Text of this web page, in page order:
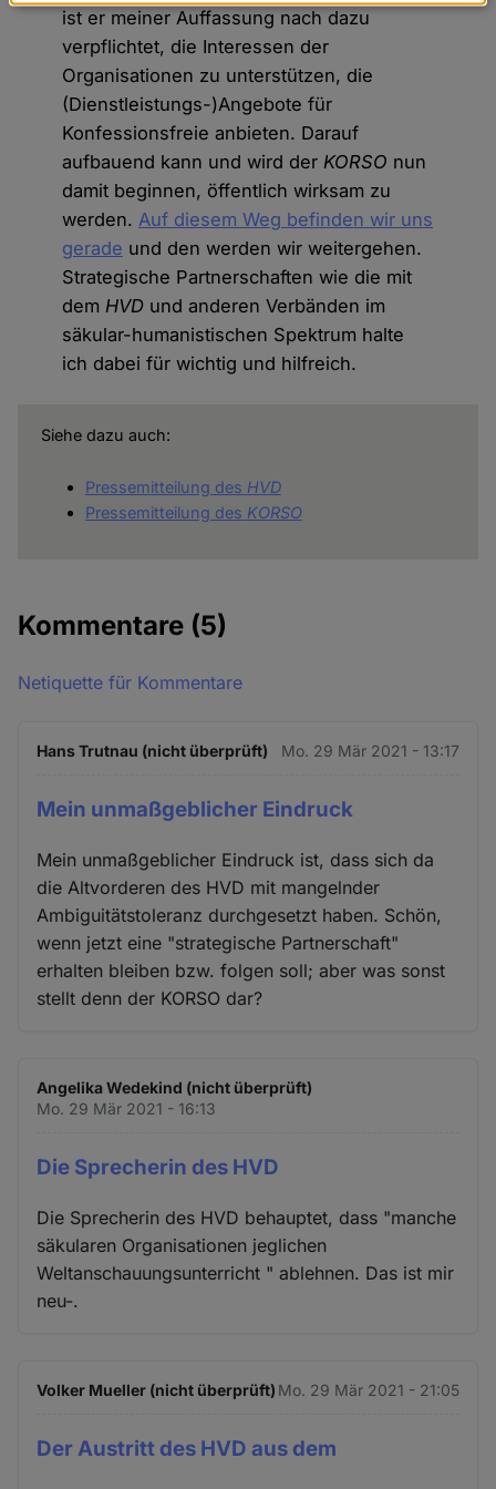
ist er meiner Auffassung nach dazu
verpflichtet, die Interessen der
Organisationen zu unterstützen, die
(Dienstleistungs-)Angebote für
Konfessionsfreie anbieten. Darauf
aufbauend kann und wird derKORSO nun
damit beginnen, öffentlich wirksam zu
werden.Auf diesem Weg befinden wir uns
gerade und den werden wir weitergehen.
Strategische Partnerschaften wie die mit
demHVD und anderen Verbänden im
säkular-humanistischen Spektrum halte
ich dabei für wichtig und hilfreich.
Siehe dazu auch:
Pressemitteilung des HVD
Pressemitteilung des KORSO
Kommentare (5)
Netiquette für Kommentare
Hans Trutnau (nicht überprüft) Mo. 29 Mär 2021 - 13:17
Mein unmaßgeblicher Eindruck
Mein unmaßgeblicher Eindruck ist, dass sich da
die Altvorderen des HVD mit mangelnder
Ambiguitätstoleranz durchgesetzt haben. Schön,
wenn jetzt eine "strategische Partnerschaft"
erhalten bleiben bzw. folgen soll; aber was sonst
stellt denn der KORSO dar?
Angelika Wedekind (nicht überprüft)
Mo. 29 Mär 2021 - 16:13
Die Sprecherin des HVD
Die Sprecherin des HVD behauptet, dass "manche
säkularen Organisationen jeglichen
Weltanschauungsunterricht " ablehnen. Das ist mir
neu-.
Volker Mueller (nicht überprüft) Mo. 29 Mär 2021 - 21:05
Der Austritt des HVD aus dem
Daten
und
Cookies